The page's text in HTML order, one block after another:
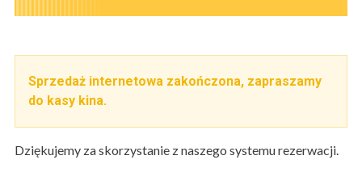
Sprzedaż internetowa zakończona, zapraszamy
do kasy kina.
Dziękujemy za skorzystanie z naszego systemu rezerwacji.